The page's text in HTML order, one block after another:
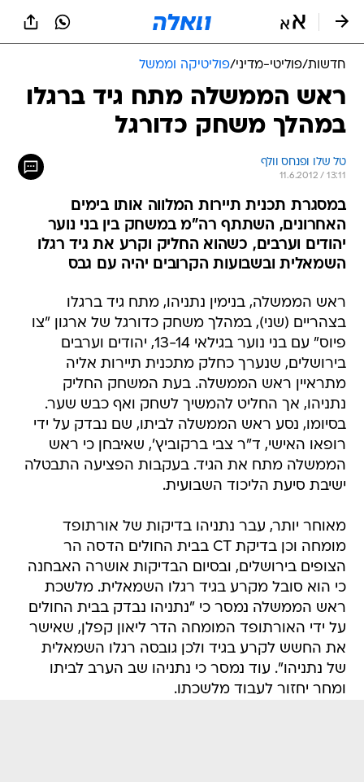
חדשות/פוליטי-מדיני/פוליטיקה וממשל
ראש הממשלה מתח גיד ברגלו
במהלך משחק כדורגל
טל שלו ופנחס וולף
11.6.2012 / 13:11
במסגרת תכנית תיירות המלווה אותו בימים
האחרונים, השתתף רה"מ במשחק בין בני נוער
יהודים וערבים, כשהוא החליק וקרע את גיד רגלו
השמאלית ובשבועות הקרובים יהיה עם גבס
ראש הממשלה, בנימין נתניהו, מתח גיד ברגלו
בצהריים (שני), במהלך משחק כדורגל של ארגון "צו
פיוס" עם בני נוער בגילאי 13-14, יהודים וערבים
בירושלים, שנערך כחלק מתכנית תיירות אליה
מתראיין ראש הממשלה. בעת המשחק החליק
נתניהו, אך החליט להמשיך לשחק ואף כבש שער.
בסיומו, נסע ראש הממשלה לביתו, שם נבדק על ידי
רופאו האישי, ד"ר צבי ברקוביץ', שאיבחן כי ראש
הממשלה מתח את הגיד. בעקבות הפציעה התבטלה
ישיבת סיעת הליכוד השבועית.
מאוחר יותר, עבר נתניהו בדיקות של אורתופד
מומחה וכן בדיקת CT בבית החולים הדסה הר
הצופים בירושלים, ובסיום הבדיקות אושרה האבחנה
כי הוא סובל מקרע בגיד רגלו השמאלית. מלשכת
ראש הממשלה נמסר כי "נתניהו נבדק בבית החולים
על ידי האורתופד המומחה הדר ליאון קפלן, שאישר
את החשש לקרע בגיד ולכן גובסה רגלו השמאלית
של נתניהו". עוד נמסר כי נתניהו שב הערב לביתו
ומחר יחזור לעבוד מלשכתו.